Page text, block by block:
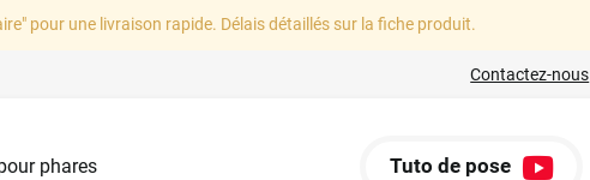
pour une livraison rapide. Délais détaillés sur la fiche produit.
Contactez-nous
phares Tuto de pose